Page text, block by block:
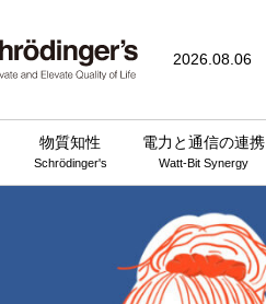
2026.08.06
物質知性
Schrödinger's
電力と通信の連携
Watt-Bit Synergy